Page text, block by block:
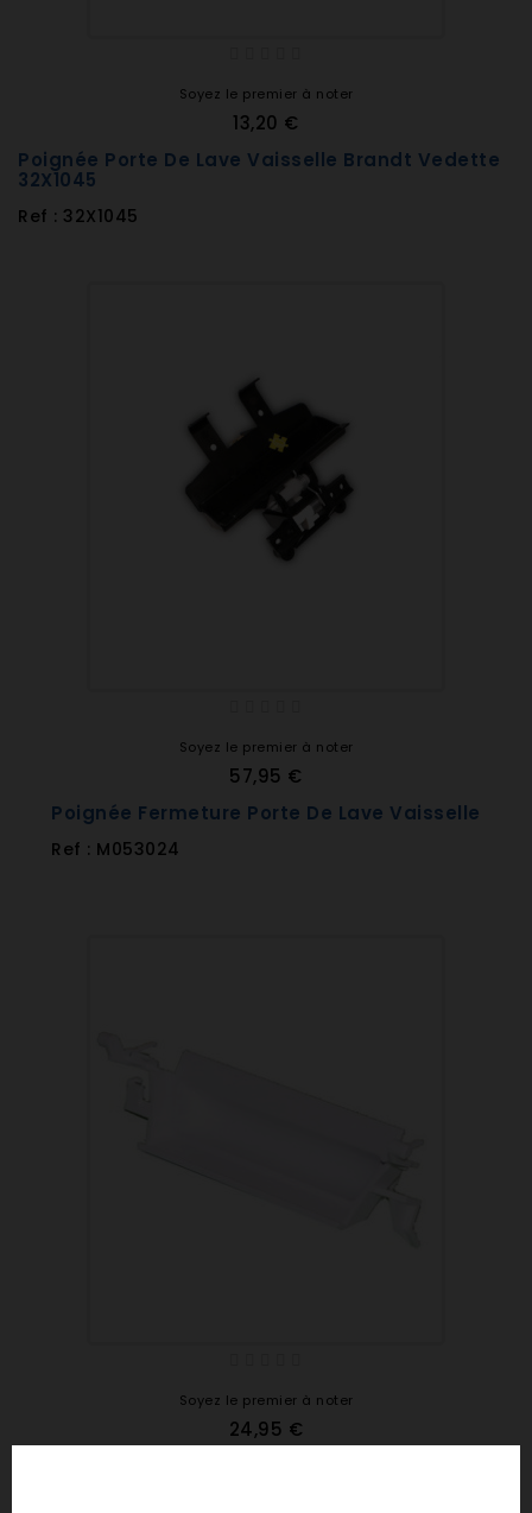
Soyez le premier à noter
13,20 €
Poignée Porte De Lave Vaisselle Brandt Vedette
32X1045
Ref : 32X1045
Soyez le premier à noter
57,95 €
Poignée Fermeture Porte De Lave Vaisselle
Ref : M053024
Soyez le premier à noter
24,95 €